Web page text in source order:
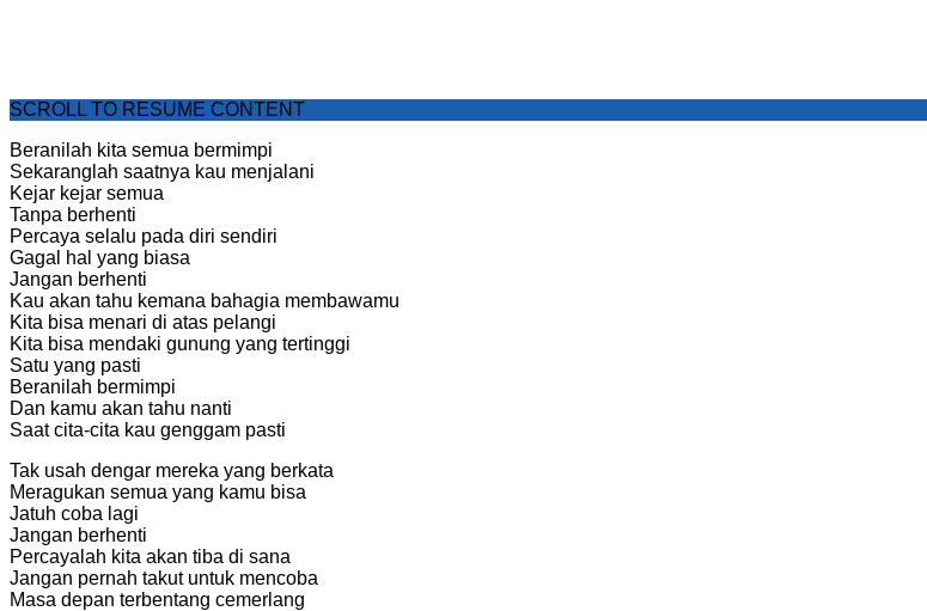
SCROLL TO RESUME CONTENT
Beranilah kita semua bermimpi
Sekaranglah saatnya kau menjalani
Kejar kejar semua
Tanpa berhenti
Percaya selalu pada diri sendiri
Gagal hal yang biasa
Jangan berhenti
Kau akan tahu kemana bahagia membawamu
Kita bisa menari di atas pelangi
Kita bisa mendaki gunung yang tertinggi
Satu yang pasti
Beranilah bermimpi
Dan kamu akan tahu nanti
Saat cita-cita kau genggam pasti
Tak usah dengar mereka yang berkata
Meragukan semua yang kamu bisa
Jatuh coba lagi
Jangan berhenti
Percayalah kita akan tiba di sana
Jangan pernah takut untuk mencoba
Masa depan terbentang cemerlang